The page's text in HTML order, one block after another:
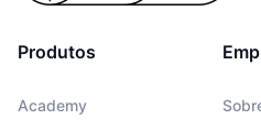
Produtos
Academy